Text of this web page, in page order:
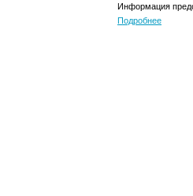
Информация
Подробнее